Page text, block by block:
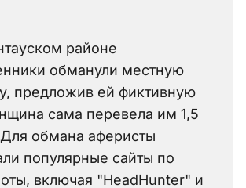
районе
обманули местную
предложив ей фиктивную
сама перевела им 1,5
обмана аферисты
популярные сайты по
включая "HeadHunter" и